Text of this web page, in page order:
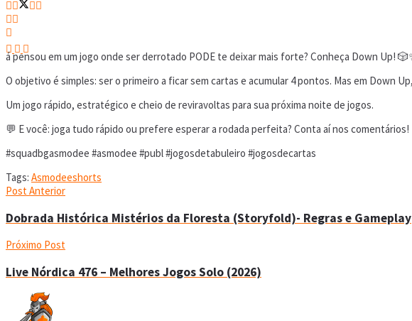
á pensou em um jogo onde ser derrotado PODE te deixar mais forte? Conheça Down Up!
O objetivo é simples: ser o primeiro a ficar sem cartas e acumular 4 pontos. Mas em Down
Um jogo rápido, estratégico e cheio de reviravoltas para sua próxima noite de jogos.
💬 E você: joga tudo rápido ou prefere esperar a rodada perfeita? Conta aí nos comentários!
#squadbgasmodee #asmodee #publ #jogosdetabuleiro #jogosdecartas
Tags: Asmodeeshorts
Post Anterior
Dobrada Histórica Mistérios da Floresta (Storyfold)- Regras e Gameplay
Próximo Post
Live Nórdica 476 – Melhores Jogos Solo (2026)